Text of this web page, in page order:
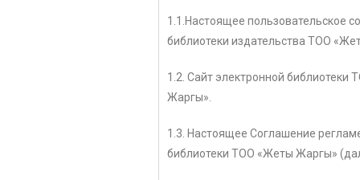
1.1.Настоящее пользовательское
библиотеки издательства ТОО
1.2. Сайт электронной
Жаргы».
1.3. Настоящее Соглашение
библиотеки ТОО «Жеты Жаргы»